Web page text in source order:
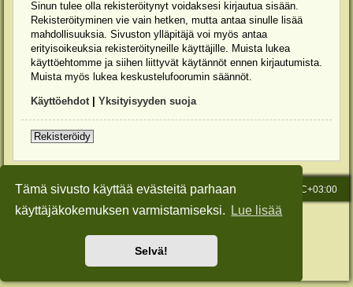
Tämä sivusto käyttää evästeitä parhaan
käyttäjäkokemuksen varmistamiseksi.
Lue lisää
Selvä!
Sinun tulee olla rekisteröitynyt voidaksesi kirjautua sisään.
Rekisteröityminen vie vain hetken, mutta antaa sinulle lisää
mahdollisuuksia. Sivuston ylläpitäjä voi myös antaa
erityisoikeuksia rekisteröityneille käyttäjille. Muista lukea
käyttöehtomme ja siihen liittyvät käytännöt ennen kirjautumista.
Muista myös lukea keskustelufoorumin säännöt.
Käyttöehdot| Yksityisyyden suoja
Rekisteröidy
Etusivu Kaikki ajat ovat UTC+03:00
Viesti Ylläpidolle
Keskustelufoorumin ohjelmistophpBB® Forum Software © phpBB Limited